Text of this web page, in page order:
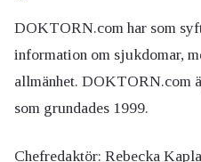
DOKTORN.com har som
information om sjukdomar,
allmänhet. DOKTORN.com
som grundades 1999.
Chefredaktör: Rebecka